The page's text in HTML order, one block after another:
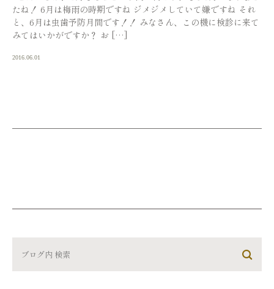
たね！ 6月は梅雨の時期ですね ジメジメしていて嫌ですね それ
と、6月は虫歯予防月間です！！ みなさん、この機に検診に来て
みてはいかがですか？ お […]
2016.06.01